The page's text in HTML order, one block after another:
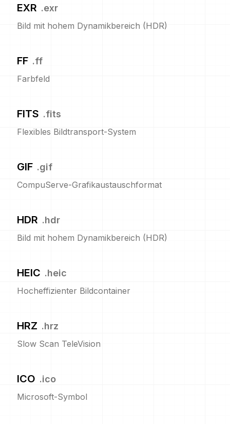
EXR .exr
Bild mit hohem Dynamikbereich (HDR)
FF .ff
Farbfeld
FITS .fits
Flexibles Bildtransport-System
GIF .gif
CompuServe-Grafikaustauschformat
HDR .hdr
Bild mit hohem Dynamikbereich (HDR)
HEIC .heic
Hocheffizienter Bildcontainer
HRZ .hrz
Slow Scan TeleVision
ICO .ico
Microsoft-Symbol